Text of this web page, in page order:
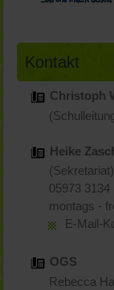
Kontakt
Christoph
Heike
(Sekretariat)
05973 3134
montags -
E-Mail-
OGS
Rebecca